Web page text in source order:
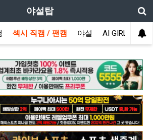
야설탑
섹시 직캠 / 팬캠 야설 AI GIRL